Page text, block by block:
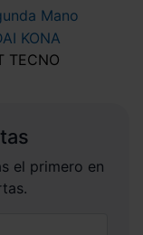
Mano
KONA
TECNO
el primero en